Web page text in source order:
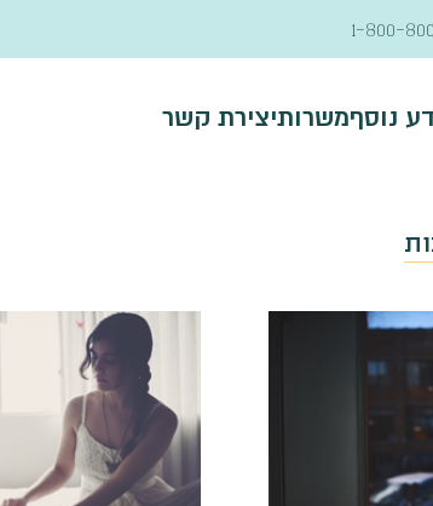
1-800-
נוסףמשרותיצירת קשר